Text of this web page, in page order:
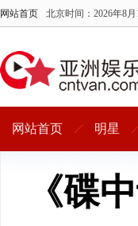
网站首页 北京时间： 2026年8
网站首页 明星
《碟